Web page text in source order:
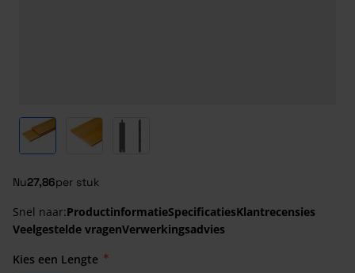
View larger imageView larger imageView larger image
Nu27,86per stuk
Snel naar:ProductinformatieSpecificatiesKlantrecensies
Veelgestelde vragenVerwerkingsadvies
Kies een Lengte